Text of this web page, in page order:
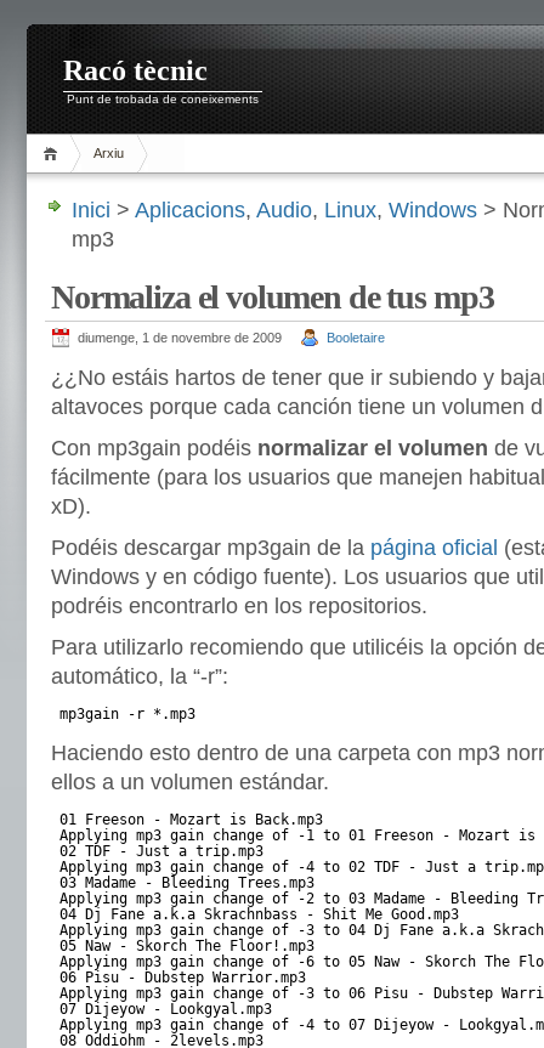
Racó tècnic
Punt de trobada de coneixements
Arxiu
Inici > Aplicacions, Audio, Linux, Windows >
mp3
Normaliza el volumen de tus mp3
diumenge, 1 de novembre de 2009 Booletaire
¿¿No estáis hartos de tener que ir subiendo y
altavoces porque cada canción tiene un volumen
Con mp3gain podéis normalizar el volumen de
fácilmente (para los usuarios que manejen
xD).
Podéis descargar mp3gain de la página oficial
Windows y en código fuente). Los usuarios que
podréis encontrarlo en los repositorios.
Para utilizarlo recomiendo que utilicéis la opción
automático, la “-r”:
mp3gain -r *.mp3
Haciendo esto dentro de una carpeta con mp3
ellos a un volumen estándar.
01 Freeson - Mozart is Back.mp3
Applying mp3 gain change of -1 to 01 Freeson - Mozart is
02 TDF - Just a trip.mp3
Applying mp3 gain change of -4 to 02 TDF - Just a
03 Madame - Bleeding Trees.mp3
Applying mp3 gain change of -2 to 03 Madame - Bleeding
04 Dj Fane a.k.a Skrachnbass - Shit Me Good.mp3
Applying mp3 gain change of -3 to 04 Dj Fane a.k.a
05 Naw - Skorch The Floor!.mp3
Applying mp3 gain change of -6 to 05 Naw - Skorch The
06 Pisu - Dubstep Warrior.mp3
Applying mp3 gain change of -3 to 06 Pisu - Dubstep
07 Dijeyow - Lookgyal.mp3
Applying mp3 gain change of -4 to 07 Dijeyow -
08 Oddiohm - 2levels.mp3